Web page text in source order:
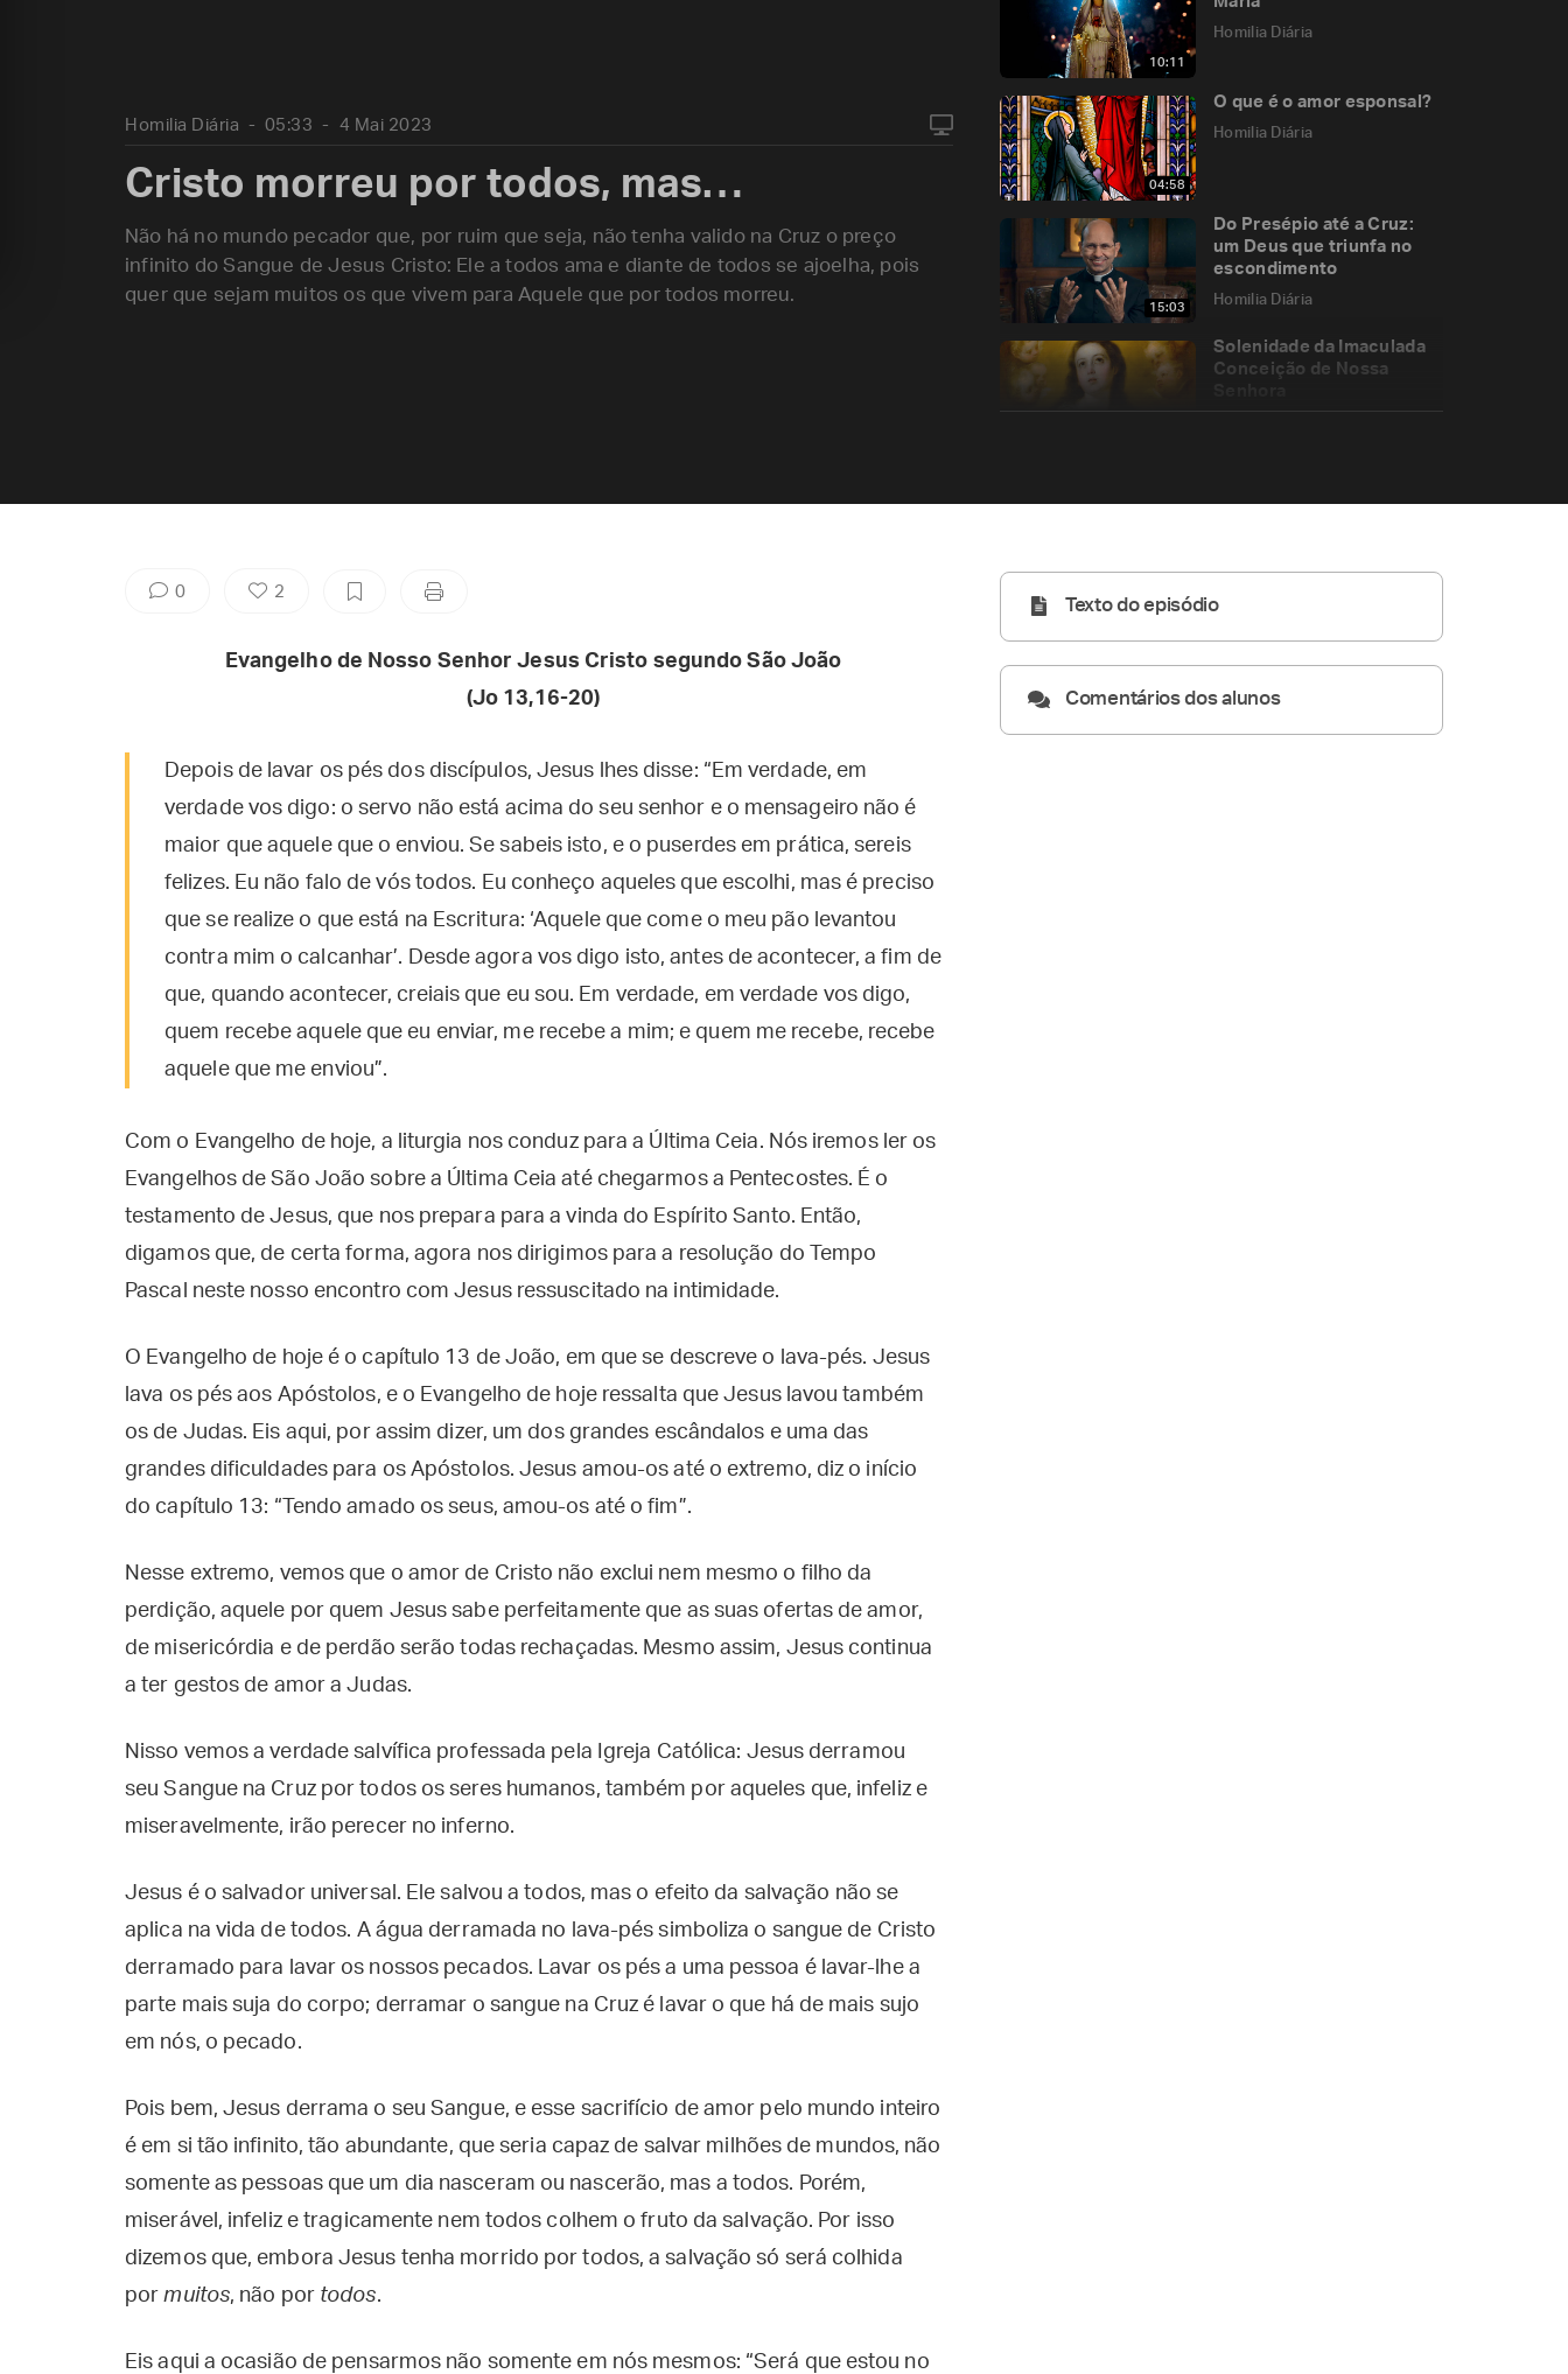
10:11
Homilia Diária
04:58
O que é o amor esponsal?
Homilia Diária
15:03
Do Presépio até a Cruz:
um Deus que triunfa no
escondimento
Homilia Diária
Solenidade da Imaculada
Conceição de Nossa
Homilia Diária 05:33 4 Mai 2023
Cristo morreu por todos, mas…
Não há no mundo pecador que, por ruim que seja, não tenha valido na Cruz o preço
infinito do Sangue de Jesus Cristo: Ele a todos ama e diante de todos se ajoelha, pois
quer que sejam muitos os que vivem para Aquele que por todos morreu.
0 2
Evangelho de Nosso Senhor Jesus Cristo segundo São João
(Jo 13,16-20)
Depois de lavar os pés dos discípulos, Jesus lhes disse: “Em verdade, em
verdade vos digo: o servo não está acima do seu senhor e o mensageiro não é
maior que aquele que o enviou. Se sabeis isto, e o puserdes em prática, sereis
felizes. Eu não falo de vós todos. Eu conheço aqueles que escolhi, mas é preciso
que se realize o que está na Escritura: ‘Aquele que come o meu pão levantou
contra mim o calcanhar’. Desde agora vos digo isto, antes de acontecer, a fim de
que, quando acontecer, creiais que eu sou. Em verdade, em verdade vos digo,
quem recebe aquele que eu enviar, me recebe a mim; e quem me recebe, recebe
aquele que me enviou”.
Com o Evangelho de hoje, a liturgia nos conduz para a Última Ceia. Nós iremos ler os
Evangelhos de São João sobre a Última Ceia até chegarmos a Pentecostes. É o
testamento de Jesus, que nos prepara para a vinda do Espírito Santo. Então,
digamos que, de certa forma, agora nos dirigimos para a resolução do Tempo
Pascal neste nosso encontro com Jesus ressuscitado na intimidade.
O Evangelho de hoje é o capítulo 13 de João, em que se descreve o lava-pés. Jesus
lava os pés aos Apóstolos, e o Evangelho de hoje ressalta que Jesus lavou também
os de Judas. Eis aqui, por assim dizer, um dos grandes escândalos e uma das
grandes dificuldades para os Apóstolos. Jesus amou-os até o extremo, diz o início
do capítulo 13: “Tendo amado os seus, amou-os até o fim”.
Nesse extremo, vemos que o amor de Cristo não exclui nem mesmo o filho da
perdição, aquele por quem Jesus sabe perfeitamente que as suas ofertas de amor,
de misericórdia e de perdão serão todas rechaçadas. Mesmo assim, Jesus continua
a ter gestos de amor a Judas.
Nisso vemos a verdade salvífica professada pela Igreja Católica: Jesus derramou
seu Sangue na Cruz por todos os seres humanos, também por aqueles que, infeliz e
miseravelmente, irão perecer no inferno.
Jesus é o salvador universal. Ele salvou a todos, mas o efeito da salvação não se
aplica na vida de todos. A água derramada no lava-pés simboliza o sangue de Cristo
derramado para lavar os nossos pecados. Lavar os pés a uma pessoa é lavar-lhe a
parte mais suja do corpo; derramar o sangue na Cruz é lavar o que há de mais sujo
em nós, o pecado.
Pois bem, Jesus derrama o seu Sangue, e esse sacrifício de amor pelo mundo inteiro
é em si tão infinito, tão abundante, que seria capaz de salvar milhões de mundos, não
somente as pessoas que um dia nasceram ou nascerão, mas a todos. Porém,
miserável, infeliz e tragicamente nem todos colhem o fruto da salvação. Por isso
dizemos que, embora Jesus tenha morrido por todos, a salvação só será colhida
pormuitos, não por todos.
Eis aqui a ocasião de pensarmos não somente em nós mesmos: “Será que estou no
Texto do episódio
Comentários dos alunos